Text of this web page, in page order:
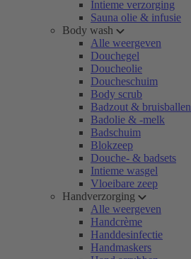
Intieme verzorging
Sauna olie & infusie
Body wash
Alle weergeven
Douchegel
Doucheolie
Doucheschuim
Body scrub
Badzout & bruisballen
Badolie & -melk
Badschuim
Blokzeep
Douche- & badsets
Intieme wasgel
Vloeibare zeep
Handverzorging
Alle weergeven
Handcrème
Handdesinfectie
Handmaskers